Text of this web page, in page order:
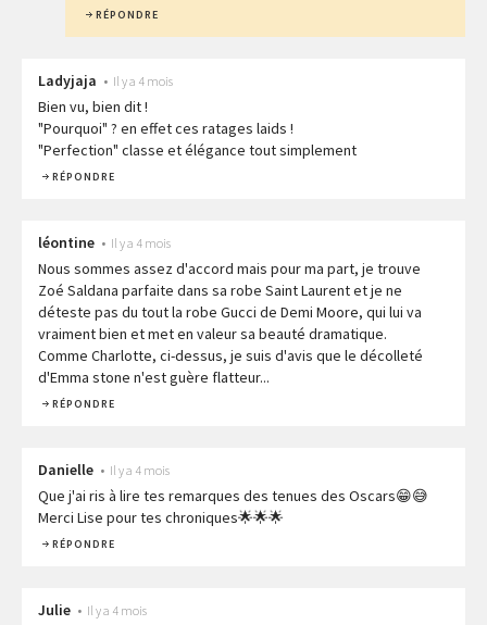
RÉPONDRE
Ladyjaja • Il y a 4 mois
Bien vu, bien dit !
"Pourquoi" ? en effet ces ratages laids !
"Perfection" classe et élégance tout simplement
RÉPONDRE
léontine • Il y a 4 mois
Nous sommes assez d'accord mais pour ma part, je trouve
Zoé Saldana parfaite dans sa robe Saint Laurent et je ne
déteste pas du tout la robe Gucci de Demi Moore, qui lui va
vraiment bien et met en valeur sa beauté dramatique.
Comme Charlotte, ci-dessus, je suis d'avis que le décolleté
d'Emma stone n'est guère flatteur...
RÉPONDRE
Danielle • Il y a 4 mois
Que j'ai ris à lire tes remarques des tenues des Oscars😁😅
Merci Lise pour tes chroniques🌟🌟🌟
RÉPONDRE
Julie • Il y a 4 mois